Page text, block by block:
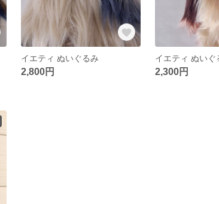
イエティ ぬいぐるみ
2,800円
イエティ ぬいぐ
2,300円